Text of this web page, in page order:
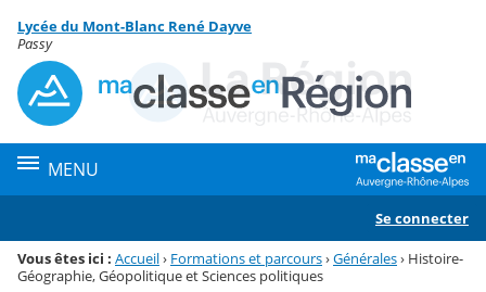
Menu de la rubrique
Contenu
Lycée du Mont-Blanc René Dayve
Passy
MENU
Se connecter
Vous êtes ici : Accueil› Formations et parcours›Générales› Histoire-
Géographie, Géopolitique et Sciences politiques